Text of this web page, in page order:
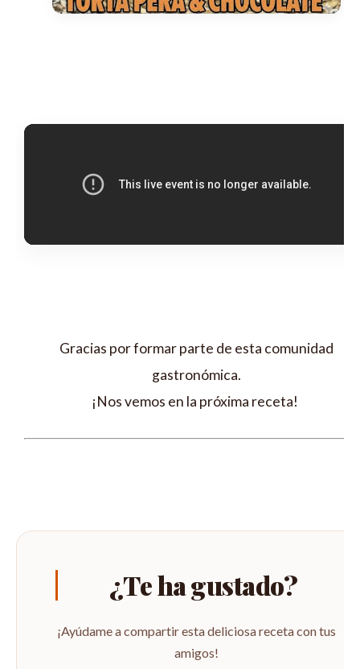
Gracias por formar parte de esta comunidad
gastronómica.
¡Nos vemos en la próxima receta!
¿Te ha gustado?
¡Ayúdame a compartir esta deliciosa receta con tus
amigos!